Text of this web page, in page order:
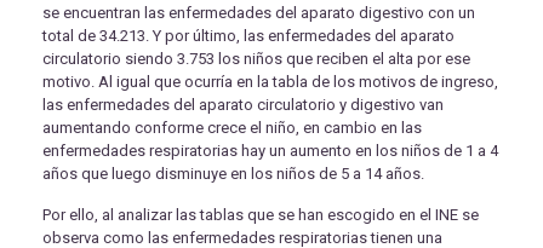
se encuentran las enfermedades del aparato digestivo con un
total de 34.213. Y por último, las enfermedades del aparato
circulatorio siendo 3.753 los niños que reciben el alta por ese
motivo. Al igual que ocurría en la tabla de los motivos de ingreso,
las enfermedades del aparato circulatorio y digestivo van
aumentando conforme crece el niño, en cambio en las
enfermedades respiratorias hay un aumento en los niños de 1 a 4
años que luego disminuye en los niños de 5 a 14 años.
Por ello, al analizar las tablas que se han escogido en el INE se
observa como las enfermedades respiratorias tienen una